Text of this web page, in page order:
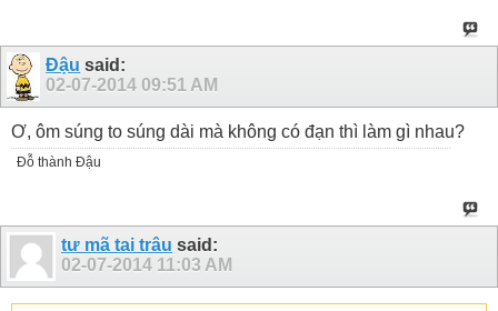
Đậu said:
02-07-2014 09:51 AM
Ơ, ôm súng to súng dài mà không có đạn thì làm gì nhau?
Đỗ thành Đậu
tư mã tai trâu said:
02-07-2014 11:03 AM